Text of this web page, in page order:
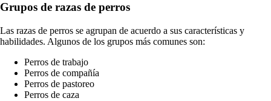
Grupos de razas de perros
Las razas de perros se agrupan de acuerdo a sus características y
habilidades. Algunos de los grupos más comunes son:
Perros de trabajo
Perros de compañía
Perros de pastoreo
Perros de caza